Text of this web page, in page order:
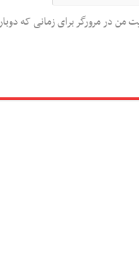
من در مرورگر برای زمانی که